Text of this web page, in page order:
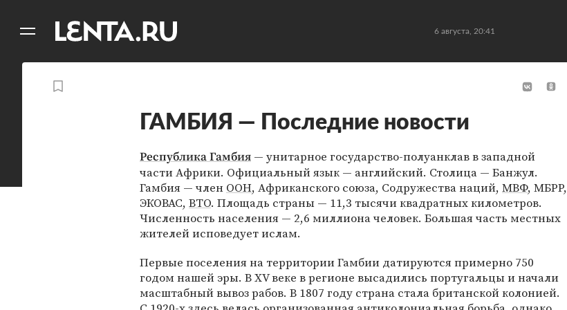
6 августа, 20:41
ГАМБИЯ — Последние новости
Республика Гамбия — унитарное государство-полуанклав в западной
части Африки. Официальный язык — английский. Столица — Банжул.
Гамбия — член ООН, Африканского союза, Содружества наций, МВФ, МБРР,
ЭКОВАС, ВТО. Площадь страны — 11,3 тысячи квадратных километров.
Численность населения — 2,6 миллиона человек. Большая часть местных
жителей исповедует ислам.
Первые поселения на территории Гамбии датируются примерно 750
годом нашей эры. В XV веке в регионе высадились португальцы и начали
масштабный вывоз рабов. В 1807 году страна стала британской колонией.